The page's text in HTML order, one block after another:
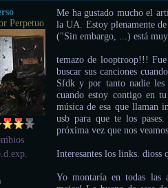
Perpetuo
Me ha gustado mucho el
la UA. Estoy plenamente
("Sin embargo, ...) está
temazo de looptroop!!!
buscar sus canciones
Sfdk y por tanto nadie les
cuando estoy contigo en
música de esa que llaman
usb para que te los
próxima vez que nos
Interesantes los links. dioss
Yo montaría en todas las